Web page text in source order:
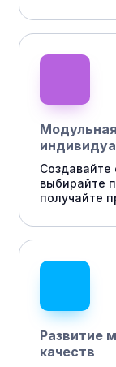
выбирайте
получайте
Развитие
качеств